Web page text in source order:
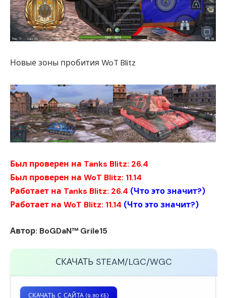
Новые зоны пробития WoT Blitz
Был проверен на Tanks Blitz: 26.4
Был проверен на WoT Blitz: 11.14
Работает на Tanks Blitz: 26.4 (Что это значит?)
Работает на WoT Blitz: 11.14 (Что это значит?)
Автор: BoGDaN™ Grile15
СКАЧАТЬ STEAM/LGC/WGC
СКАЧАТЬ С САЙТА (9,80 КБ)